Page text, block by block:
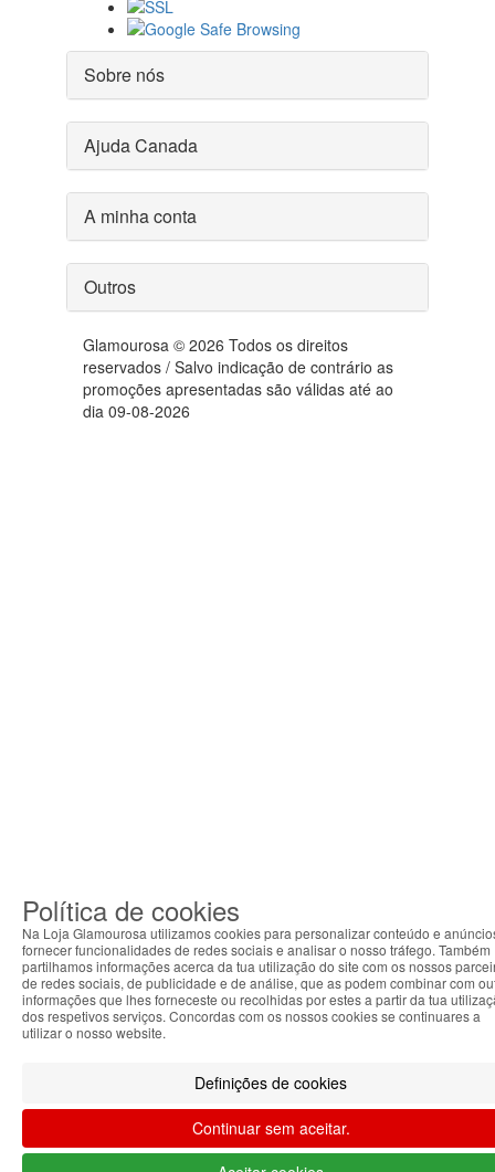
Sobre nós
Ajuda Canada
A minha conta
Outros
Glamourosa © 2026 Todos os direitos
reservados / Salvo indicação de contrário as
promoções apresentadas são válidas até ao
dia 09-08-2026
Política de cookies
Na Loja Glamourosa utilizamos cookies para personalizar conteúdo e
fornecer funcionalidades de redes sociais e analisar o nosso tráfego. Também
partilhamos informações acerca da tua utilização do site com os nossos
de redes sociais, de publicidade e de análise, que as podem combinar com
informações que lhes forneceste ou recolhidas por estes a partir da tua
dos respetivos serviços. Concordas com os nossos cookies se continuares a
utilizar o nosso website.
Definições de cookies
Continuar sem aceitar.